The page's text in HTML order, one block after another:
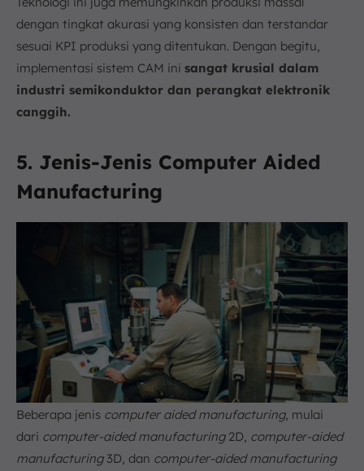
dengan tingkat akurasi yang konsisten dan terstandar
sesuai KPI produksi yang ditentukan. Dengan begitu,
implementasi sistem CAM ini sangat krusial dalam
industri semikonduktor dan perangkat elektronik
canggih.
5. Jenis-Jenis Computer Aided
Manufacturing
Beberapa jenis computer aided manufacturing, mulai
dari computer-aided manufacturing 2D, computer-aided
manufacturing 3D, dan computer-aided manufacturing